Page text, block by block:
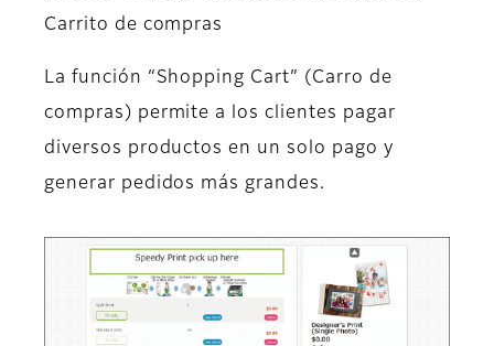
Carrito de compras
La función “Shopping Cart” (Carro de
compras) permite a los clientes pagar
diversos productos en un solo pago y
generar pedidos más grandes.